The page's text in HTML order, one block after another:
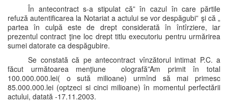
În antecontract s-a stipulat că” în cazul în care părtile
refuză autentificarea la Notariat a actului se vor despăgubi” şi că „
partea în culpă este de drept considerată în întîrziere, iar
prezentul contract ţine loc drept titlu executoriu pentru urmărirea
sumei datorate ca despăgubire.
Se constată că pe antecontract vînzătorul intimat P.C. a
făcut următoarea menţiune olografă”Am primit în total
100.000.000.lei( o sută milioane) urmînd să mai primesc
85.000.000.lei (optzeci si cinci milioane) în momentul perfectării
actului, datată -17.11.2003.